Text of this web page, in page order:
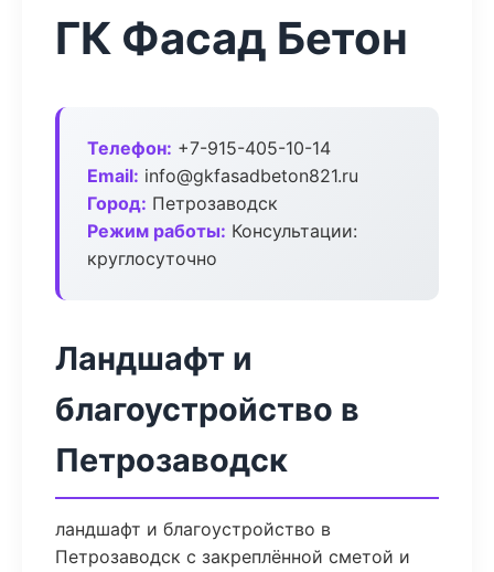
ГК Фасад Бетон
Телефон: +7-915-405-10-14
Email: info@gkfasadbeton821.ru
Город: Петрозаводск
Режим работы: Консультации:
круглосуточно
Ландшафт и
благоустройство в
Петрозаводск
ландшафт и благоустройство в
Петрозаводск с закреплённой сметой и